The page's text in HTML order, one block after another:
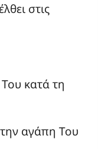
στις
κατά τη
αγάπη Του